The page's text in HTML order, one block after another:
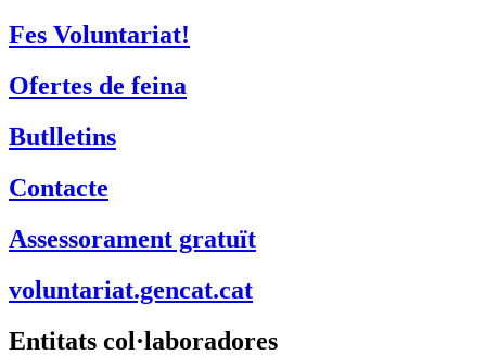
Fes Voluntariat!
Ofertes de feina
Butlletins
Contacte
Assessorament gratuït
voluntariat.gencat.cat
Entitats col·laboradores